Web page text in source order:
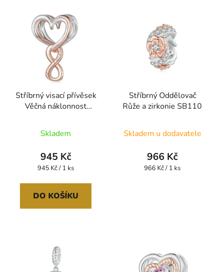
Stříbrný visací přívěsek
Věčná náklonnost
Skladem
945 Kč
Měrná
945 Kč / 1 ks
DO KOŠÍKU
Stříbrný Oddělovač
Růže a zirkonie SB110
Skladem u dodavatele
966 Kč
Měrná
966 Kč / 1 ks